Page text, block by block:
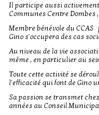
Il participe aussi
Communes Centre Dombes
Membre bénévole du
Gino s'occupera des cas
Au niveau de la vie
même , en particulier au
Toute cette activité se
l'efficacité qui font de Gino
Sa passion se transmet
années au Conseil